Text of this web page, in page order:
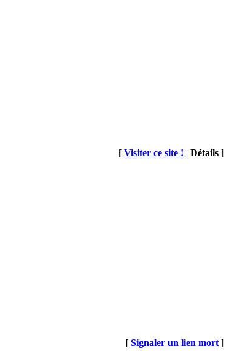
[ Visiter ce site ! | Détails ]
[ Signaler un lien mort ]